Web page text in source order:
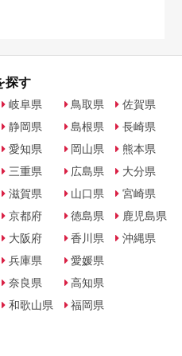
探す
岐阜県
静岡県
愛知県
三重県
滋賀県
京都府
大阪府
兵庫県
奈良県
和歌山県
鳥取県
島根県
岡山県
広島県
山口県
徳島県
香川県
愛媛県
高知県
福岡県
佐賀県
長崎県
熊本県
大分県
宮崎県
鹿児島県
沖縄県